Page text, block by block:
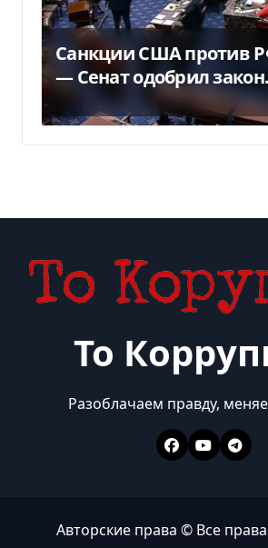
Санкции США против
— Сенат одобрил закон
Грема — Фокус
То
Разоблачаем правду,
Авторские права © Все